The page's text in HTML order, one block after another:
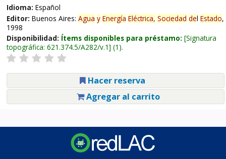
Idioma: Español
Editor: Buenos Aires: Agua y Energía Eléctrica, Sociedad del Estado,
1998
Disponibilidad: Ítems disponibles para préstamo: Signatura
topográfica: 621.374.5/A282/v.1 (1).
Hacer reserva
Agregar al carrito